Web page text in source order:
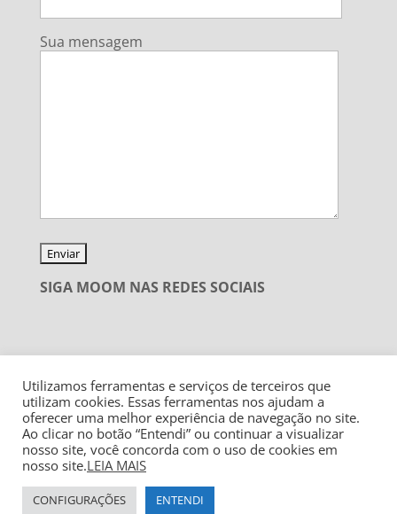
Sua mensagem
SIGA MOOM NAS REDES SOCIAIS
Utilizamos ferramentas e serviços de terceiros que
utilizam cookies. Essas ferramentas nos ajudam a
oferecer uma melhor experiência de navegação no site.
Ao clicar no botão “Entendi” ou continuar a visualizar
nosso site, você concorda com o uso de cookies em
nosso site.LEIA MAIS
CONFIGURAÇÕES ENTENDI